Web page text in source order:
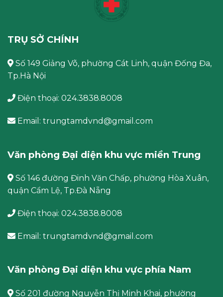
TRỤ SỞ CHÍNH
Số 149 Giảng Võ, phường Cát Linh, quận Đống Đa,
Tp.Hà Nội
Điện thoại: 024.3838.8008
Email: trungtamdvnd@gmail.com
Văn phòng Đại diện khu vực miền Trung
Số 146 đường Đinh Văn Chấp, phường Hòa Xuân,
quận Cẩm Lệ, Tp.Đà Nẵng
Điện thoại: 024.3838.8008
Email: trungtamdvnd@gmail.com
Văn phòng Đại diện khu vực phía Nam
Số 201 đường Nguyễn Thị Minh Khai, phường